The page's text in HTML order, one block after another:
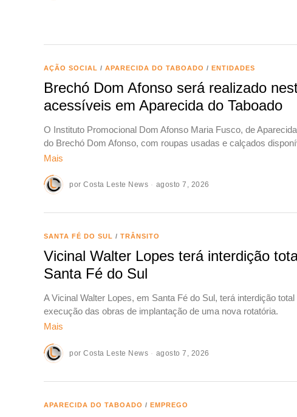
AÇÃO SOCIAL / APARECIDA DO TABOADO / ENTIDADES
Brechó Dom Afonso será realizado
acessíveis em Aparecida do Taboado
O Instituto Promocional Dom Afonso Maria Fusco, de
do Brechó Dom Afonso, com roupas usadas e calçados
Mais
por Costa Leste News agosto 7, 2026
SANTA FÉ DO SUL / TRÂNSITO
Vicinal Walter Lopes terá interdição
Santa Fé do Sul
A Vicinal Walter Lopes, em Santa Fé do Sul, terá interdição
execução das obras de implantação de uma nova rotatória.
Mais
por Costa Leste News agosto 7, 2026
APARECIDA DO TABOADO / EMPREGO